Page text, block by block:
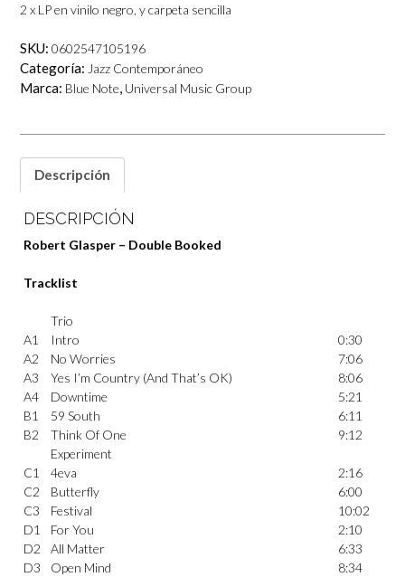
2 x LP en vinilo negro, y carpeta sencilla
SKU: 0602547105196
Categoría: Jazz Contemporáneo
Marca: Blue Note, Universal Music Group
Descripción
DESCRIPCIÓN
Robert Glasper – Double Booked
Tracklist
Trio
A1
Intro
0:30
A2
No Worries
7:06
A3
Yes I’m Country (And That’s OK)
8:06
A4
Downtime
5:21
B1
59 South
6:11
B2
Think Of One
9:12
Experiment
C1
4eva
2:16
C2
Butterfly
6:00
C3
Festival
10:02
D1
For You
2:10
D2
All Matter
6:33
D3
Open Mind 8:34